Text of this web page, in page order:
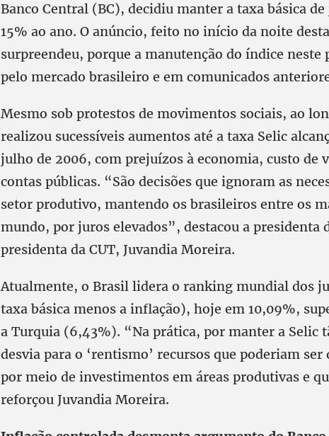
Banco Central (BC), decidiu manter a taxa básica
15% ao ano. O anúncio, feito no início da noite
surpreendeu, porque a manutenção do índice neste
pelo mercado brasileiro e em comunicados
Mesmo sob protestos de movimentos sociais, ao
realizou sucessíveis aumentos até a taxa Selic
julho de 2006, com prejuízos à economia, custo de
contas públicas. “São decisões que ignoram as
setor produtivo, mantendo os brasileiros entre os
mundo, por juros elevados”, destacou a presidenta
presidenta da CUT, Juvandia Moreira.
Atualmente, o Brasil lidera o ranking mundial dos
taxa básica menos a inflação), hoje em 10,09%,
a Turquia (6,43%). “Na prática, por manter a Selic
desvia para o ‘rentismo’ recursos que poderiam
por meio de investimentos em áreas produtivas e
reforçou Juvandia Moreira.